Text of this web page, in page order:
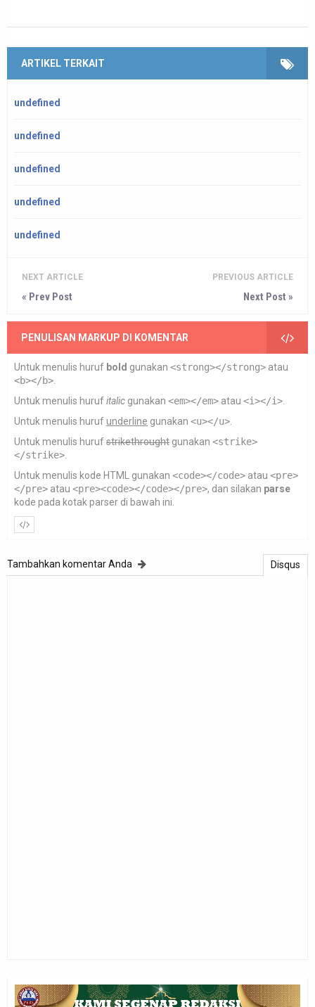
ARTIKEL TERKAIT
undefined
undefined
undefined
undefined
undefined
NEXT ARTICLE
« Prev Post
PREVIOUS ARTICLE
Next Post »
PENULISAN MARKUP DI KOMENTAR
Untuk menulis huruf bold gunakan <strong></strong> atau
<b></b>
Untuk menulis hurufitalic gunakan <em></em> atau <i></i>
Untuk menulis hurufunderline gunakan <u></u>
Untuk menulis hurufstrikethrought gunakan <strike>
</strike>
Untuk menulis kode HTML gunakan <code></code> atau <pre>
</pre> atau <pre><code></code></pre>, dan silakan parse
kode pada kotak parser di bawah ini.
Disqus
Tambahkan komentar Anda